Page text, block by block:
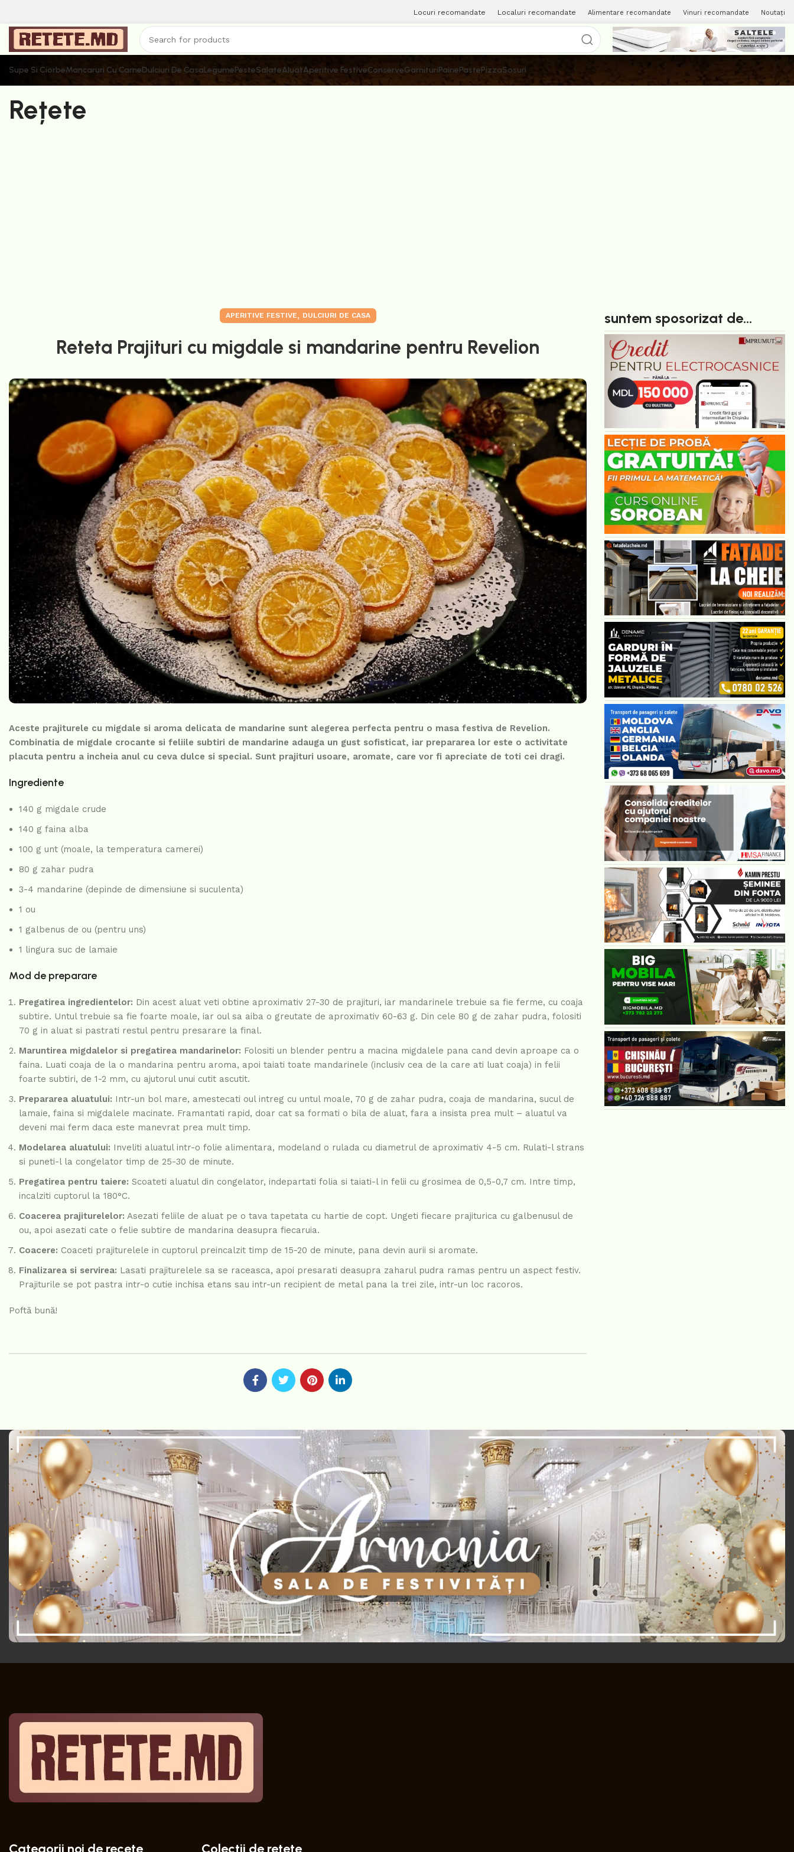
Locuri recomandate Localuri recomandate Alimentare recomandate Vinuri recomandate Noutați
Supe Si CiorbeMancaruri Cu CarneDulciuri De CasaLegumePesteSalateAluatAperitive FestiveConserveGarnituriPainePastePizzaSosuri
Rețete
APERITIVE FESTIVE, DULCIURI DE CASA
Reteta Prajituri cu migdale si mandarine pentru Revelion
Aceste prajiturele cu migdale si aroma delicata de mandarine sunt alegerea perfecta pentru o masa festiva de Revelion.
Combinatia de migdale crocante si feliile subtiri de mandarine adauga un gust sofisticat, iar prepararea lor este o activitate
placuta pentru a incheia anul cu ceva dulce si special. Sunt prajituri usoare, aromate, care vor fi apreciate de toti cei dragi.
Ingrediente
140 g migdale crude
140 g faina alba
100 g unt (moale, la temperatura camerei)
80 g zahar pudra
3-4 mandarine (depinde de dimensiune si suculenta)
1 ou
1 galbenus de ou (pentru uns)
1 lingura suc de lamaie
Mod de preparare
Pregatirea ingredientelor: Din acest aluat veti obtine aproximativ 27-30 de prajituri, iar mandarinele trebuie sa fie ferme, cu coaja
subtire. Untul trebuie sa fie foarte moale, iar oul sa aiba o greutate de aproximativ 60-63 g. Din cele 80 g de zahar pudra, folositi
70 g in aluat si pastrati restul pentru presarare la final.
Maruntirea migdalelor si pregatirea mandarinelor: Folositi un blender pentru a macina migdalele pana cand devin aproape ca o
faina. Luati coaja de la o mandarina pentru aroma, apoi taiati toate mandarinele (inclusiv cea de la care ati luat coaja) in felii
foarte subtiri, de 1-2 mm, cu ajutorul unui cutit ascutit.
Prepararea aluatului: Intr-un bol mare, amestecati oul intreg cu untul moale, 70 g de zahar pudra, coaja de mandarina, sucul de
lamaie, faina si migdalele macinate. Framantati rapid, doar cat sa formati o bila de aluat, fara a insista prea mult – aluatul va
deveni mai ferm daca este manevrat prea mult timp.
Modelarea aluatului: Inveliti aluatul intr-o folie alimentara, modeland o rulada cu diametrul de aproximativ 4-5 cm. Rulati-l strans
si puneti-l la congelator timp de 25-30 de minute.
Pregatirea pentru taiere: Scoateti aluatul din congelator, indepartati folia si taiati-l in felii cu grosimea de 0,5-0,7 cm. Intre timp,
incalziti cuptorul la 180°C.
Coacerea prajiturelelor: Asezati feliile de aluat pe o tava tapetata cu hartie de copt. Ungeti fiecare prajiturica cu galbenusul de
ou, apoi asezati cate o felie subtire de mandarina deasupra fiecaruia.
Coacere: Coaceti prajiturelele in cuptorul preincalzit timp de 15-20 de minute, pana devin aurii si aromate.
Finalizarea si servirea: Lasati prajiturelele sa se raceasca, apoi presarati deasupra zaharul pudra ramas pentru un aspect festiv.
Prajiturile se pot pastra intr-o cutie inchisa etans sau intr-un recipient de metal pana la trei zile, intr-un loc racoros.
Poftă bună!
suntem sposorizat de...